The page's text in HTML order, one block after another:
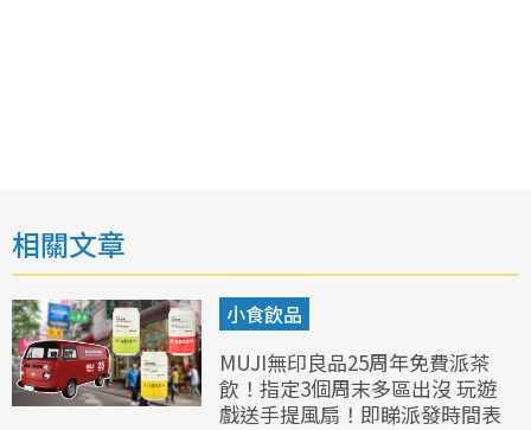
相關文章
小食飲品
MUJI無印良品25周年免費派茶
飲！指定3個周末多區出沒 玩遊
戲送手提風扇！即睇派發時間表